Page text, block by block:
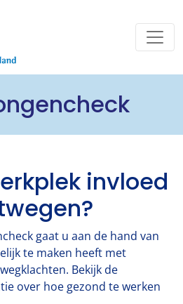
invloed
gaat u aan de hand van
te maken heeft met
Bekijk de
over hoe gezond te werken